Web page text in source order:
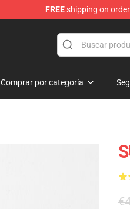
FREEshipping on
Comprar por categoría